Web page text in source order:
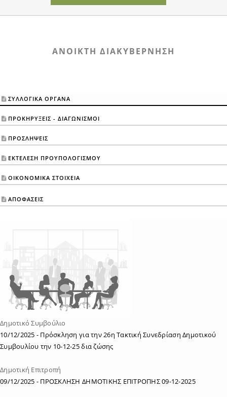
ANOIKTH ΔΙΑΚΥΒΕΡΝΗΣΗ
ΣΥΛΛΟΓΙΚΑ ΟΡΓΑΝΑ
ΠΡΟΚΗΡΥΞΕΙΣ - ΔΙΑΓΩΝΙΣΜΟΙ
ΠΡΟΣΛΗΨΕΙΣ
ΕΚΤΕΛΕΣΗ ΠΡΟΥΠΟΛΟΓΙΣΜΟΥ
ΟΙΚΟΝΟΜΙΚΑ ΣΤΟΙΧΕΙΑ
ΑΠΟΦΑΣΕΙΣ
Δημοτικό Συμβούλιο
10/12/2025 - Πρόσκληση για την 26η Τακτική Συνεδρίαση Δημοτικού
Συμβουλίου την 10-12-25 δια ζώσης
Δημοτική Επιτροπή
09/12/2025 - ΠΡΟΣΚΛΗΣΗ ΔΗΜΟΤΙΚΗΣ ΕΠΙΤΡΟΠΗΣ 09-12-2025